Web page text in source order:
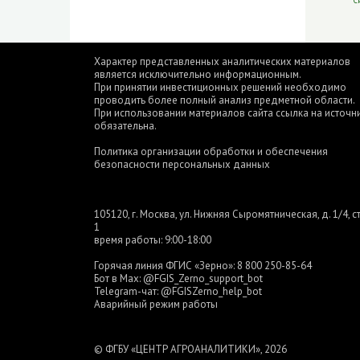
Характер представленных аналитических материалов
является исключительно информационным.
При принятии инвестиционных решений необходимо
проводить более полный анализ предметной области.
При использовании материалов сайта ссылка на
обязательна.
Политика организации обработки и обеспечения
безопасности персональных данных
105120, г. Москва, ул. Нижняя Сыромятническая, д. 1/4,
1
время работы: 9:00-18:00
Горячая линия ФГИС «Зерно»: 8 800 250-85-64
Бот в Max: @FGIS_Zerno_support_bot
Telegram-чат: @FGISZerno_help_bot
Аварийный режим работы
© ФГБУ «ЦЕНТР АГРОАНАЛИТИКИ», 2026